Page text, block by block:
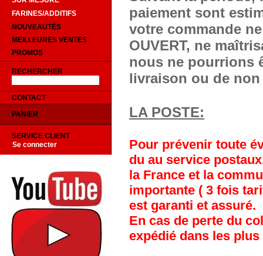
FARINES/ADDITIFS
NOUVEAUTÉS
MEILLEURES VENTES
PROMOS
RECHERCHER
CONTACT
PANIER
SERVICE CLIENT
Se connecter
paiement sont
votre commande
OUVERT, ne
nous ne pourrions
livraison ou de
LA POSTE:
Pour prévenir toute
du au service
la France et la
importante ( 3 fois
est garanti et assuré.
En cas de perte du
expédié dans les